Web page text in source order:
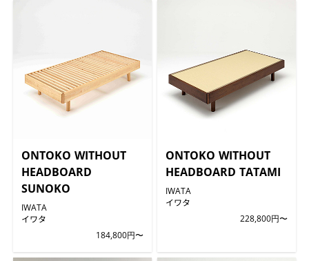
ONTOKO WITHOUT
HEADBOARD
SUNOKO
IWATA
イワタ
184,800円〜
ONTOKO WITHOUT
HEADBOARD TATAMI
IWATA
イワタ
228,800円〜